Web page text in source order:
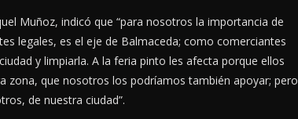
Muñoz, indicó que “para nosotros la importancia de
legales, es el eje de Balmaceda; como comerciantes
y limpiarla. A la feria pinto les afecta porque ellos
zona, que nosotros los podríamos también apoyar; pero
de nuestra ciudad”.